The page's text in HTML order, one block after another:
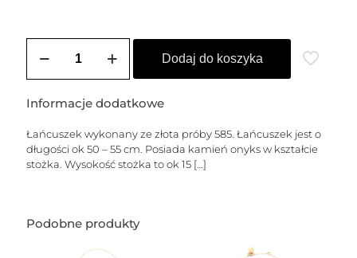
Łańcuszek
(onyks
Dodaj do koszyka
Informacje dodatkowe
Łańcuszek wykonany ze złota próby 585. Łańcuszek jest o
długości ok 50 – 55 cm. Posiada kamień onyks w kształcie
stożka. Wysokość stożka to ok 15 […]
Podobne produkty